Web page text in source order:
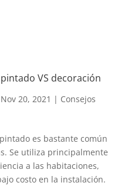
VS decoración
Nov 20, 2021 | Consejos
es bastante común
Se utiliza principalmente
a las habitaciones,
costo en la instalación.